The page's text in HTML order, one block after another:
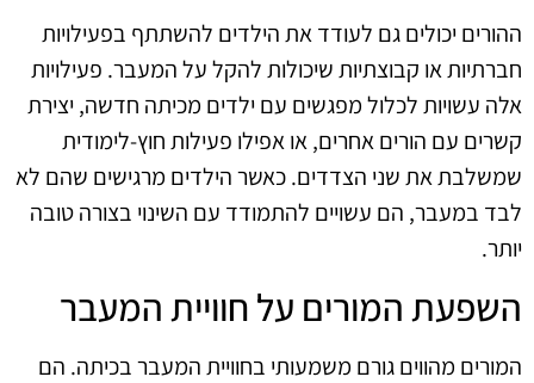
ההורים יכולים גם לעודד את הילדים להשתתף בפעילויות
חברתיות או קבוצתיות שיכולות להקל על המעבר. פעילויות
אלה עשויות לכלול מפגשים עם ילדים מכיתה חדשה, יצירת
קשרים עם הורים אחרים, או אפילו פעילות חוץ-לימודית
שמשלבת את שני הצדדים. כאשר הילדים מרגישים שהם לא
לבד במעבר, הם עשויים להתמודד עם השינוי בצורה טובה
יותר.
השפעת המורים על חוויית המעבר
המורים מהווים גורם משמעותי בחוויית המעבר בכיתה. הם